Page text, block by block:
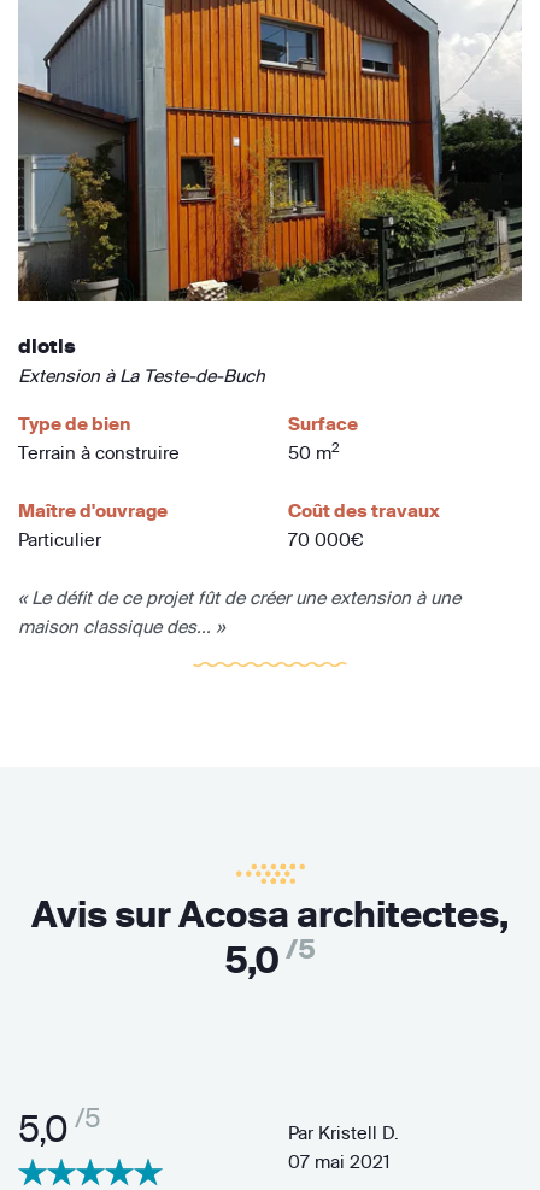
diotis
Extension à La Teste-de-Buch
Type de bien
Terrain à construire
Surface
50 m2
Maître d'ouvrage
Particulier
Coût des travaux
70 000€
« Le défit de ce projet fût de créer une extension à une
maison classique des... »
Avis sur Acosa architectes,
5,0 /5
5,0 /5 Par Kristell D.
07 mai 2021